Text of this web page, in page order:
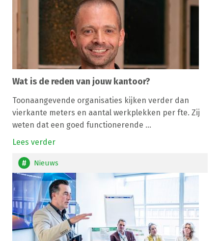
Wat is de reden van jouw kantoor?
Toonaangevende organisaties kijken verder dan
vierkante meters en aantal werkplekken per fte. Zij
weten dat een goed functionerende ...
Lees verder
Nieuws